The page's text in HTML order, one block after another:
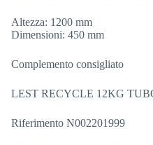
Altezza: 1200 mm
Dimensioni: 450 mm
Complemento consigliato
LEST RECYCLE 12KG
Riferimento N002201999